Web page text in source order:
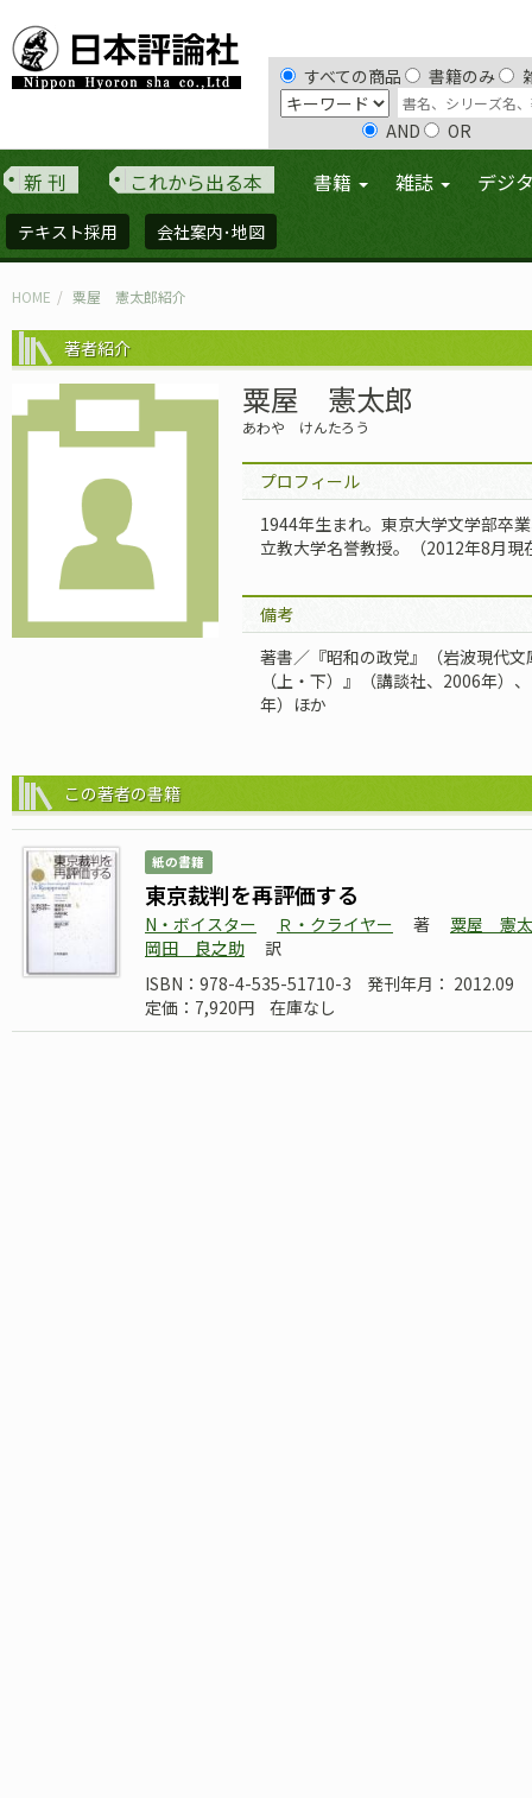
すべての商品 書籍のみ
AND OR
新 刊 これから出る本 書籍 雑誌 デジ
テキスト採用 会社案内･地図
HOME 粟屋 憲太郎紹介
著者紹介
粟屋 憲太郎
あわや けんたろう
プロフィール
1944年生まれ。東京大学文学部卒
立教大学名誉教授。（2012年8月現
備考
著書／『昭和の政党』（岩波現代
（上・下）』（講談社、2006年）
年）ほか
この著者の書籍
紙の書籍
東京裁判を再評価する
N・ボイスター Ｒ・クライヤー 著
粟屋 憲
岡田 良之助
訳
ISBN：978-4-535-51710-3
発刊年月： 2012.09
定価：7,920円
在庫なし